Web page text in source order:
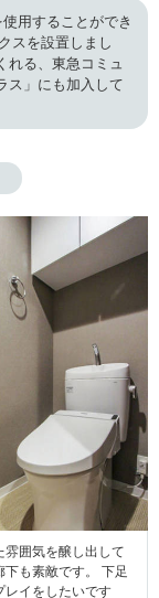
用することができ
スを設置しまし
れる、東急コミュ
ス」にも加入して
囲気を醸し出して
も素敵です。 下足
レイをしたいです